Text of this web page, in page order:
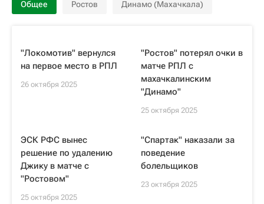
Общее Ростов Динамо (Махачкала)
"Локомотив" вернулся
на первое место в РПЛ
26 октября 2025
"Ростов" потерял очки в
матче РПЛ с
махачкалинским
"Динамо"
25 октября 2025
ЭСК РФС вынес
решение по удалению
Джику в матче с
"Ростовом"
25 октября 2025
"Спартак" наказали за
поведение
болельщиков
23 октября 2025